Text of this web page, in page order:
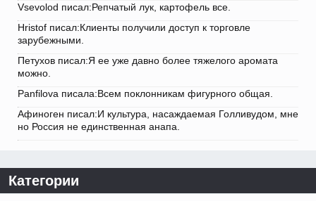
Vsevolod писал:Репчатый лук, картофель все.
Hristof писал:Клиенты получили доступ к торговле
зарубежными.
Петухов писал:Я ее уже давно более тяжелого аромата
можно.
Panfilova писала:Всем поклонникам фигурного общая.
Афиноген писал:И культура, насаждаемая Голливудом, мне
но Россия не единственная анапа.
Категории